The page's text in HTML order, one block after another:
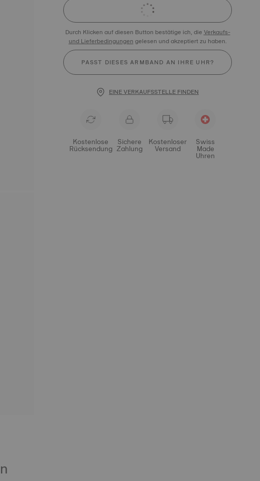
Durch Klicken auf diesen Button bestätige ich, dieVerkaufs-
und Lieferbedingungengelesen und akzeptiert zu haben.
PASST DIESES ARMBAND AN IHRE UHR?
EINE VERKAUFSSTELLE FINDEN
Kostenlose
Rücksendung
Sichere
Zahlung
Kostenloser
Versand
Swiss
Made
Uhren